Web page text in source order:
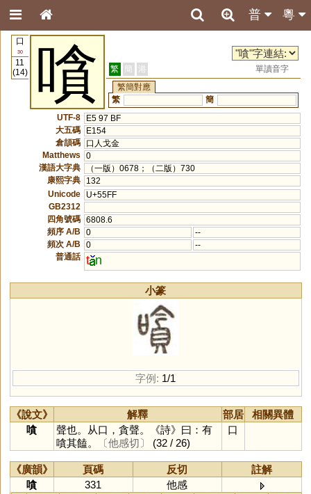
粵
普
口
30
11
(14)
嗿 繁 簡 港
單讀音字
繁簡對應
繁
簡
UTF-8
E5 97 BF
大五碼
E154
倉頡碼
口人戈金
Matthews
0
漢語大字典
（一版）0678；（二版）730
康熙字典
132
Unicode
U+55FF
GB2312
四角號碼 6808.6
頻序 A/B
0
--
頻次 A/B
0
--
普通話 t n
小篆
字例: 1/1
《說文》 解釋 部居
相關異體
嗿
聲也。从口，貪聲。《詩》曰：有
嗿其饁。
〔他感切〕 (32 / 26)
口
《廣韻》 頁碼 反切
註解
嗿
331
他感